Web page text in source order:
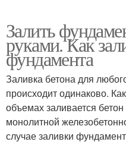
Залить
руками. Как
фундамента
Заливка бетона для
происходит одинаково.
объемах заливается
монолитной
случае заливки